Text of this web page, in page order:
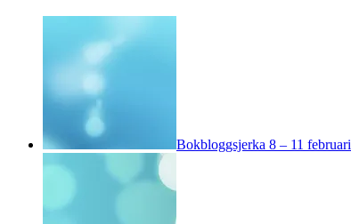
Bokbloggsjerka 8 – 11 februari